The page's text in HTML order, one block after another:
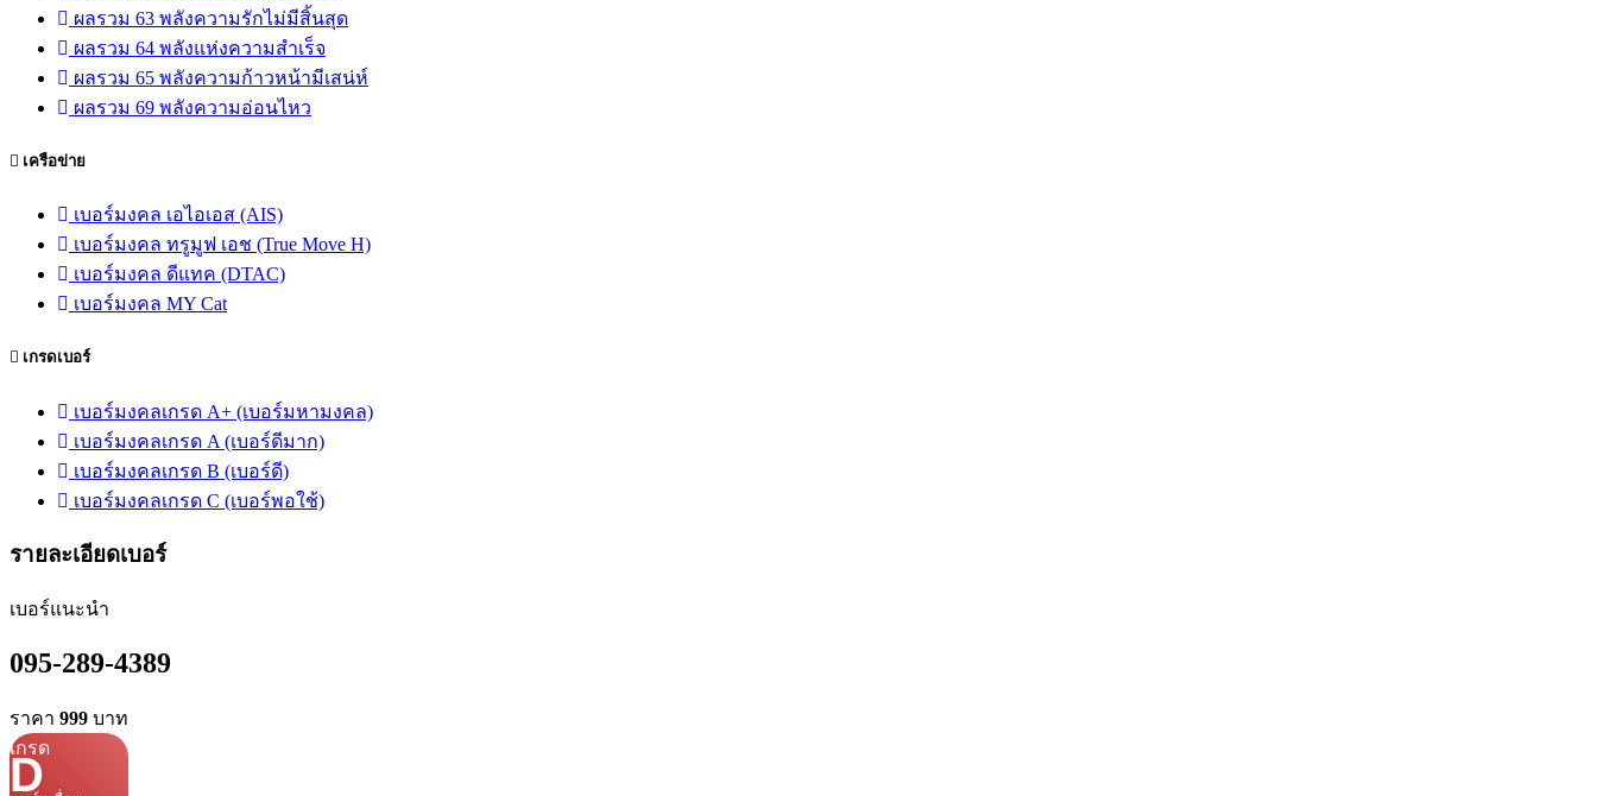
ผลรวม 63 พลังความรักไม่มีสิ้นสุด
ผลรวม 64 พลังแห่งความสำเร็จ
ผลรวม 65 พลังความก้าวหน้ามีเสน่ห์
ผลรวม 69 พลังความอ่อนไหว
เครือข่าย
เบอร์มงคล เอไอเอส (AIS)
เบอร์มงคล ทรูมูฟ เอช (True Move H)
เบอร์มงคล ดีแทค (DTAC)
เบอร์มงคล MY Cat
เกรดเบอร์
เบอร์มงคลเกรด A+ (เบอร์มหามงคล)
เบอร์มงคลเกรด A (เบอร์ดีมาก)
เบอร์มงคลเกรด B (เบอร์ดี)
เบอร์มงคลเกรด C (เบอร์พอใช้)
รายละเอียดเบอร์
เบอร์แนะนำ
095-289-4389
ราคา 999 บาท
เกรด
D